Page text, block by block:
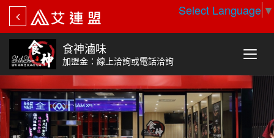
Select Language ▼
食神滷味
加盟金：線上洽詢或電話洽詢